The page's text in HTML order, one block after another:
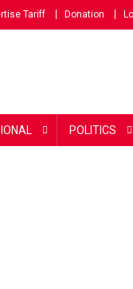
Tariff Donation
POLITICS